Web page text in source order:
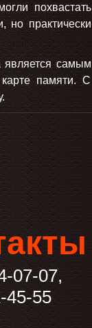
похвастать
но практически
является самым
памяти. С
07-07,
45-55